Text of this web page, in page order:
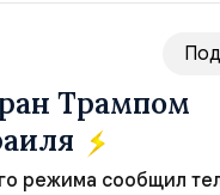
Трампом
режима сообщил